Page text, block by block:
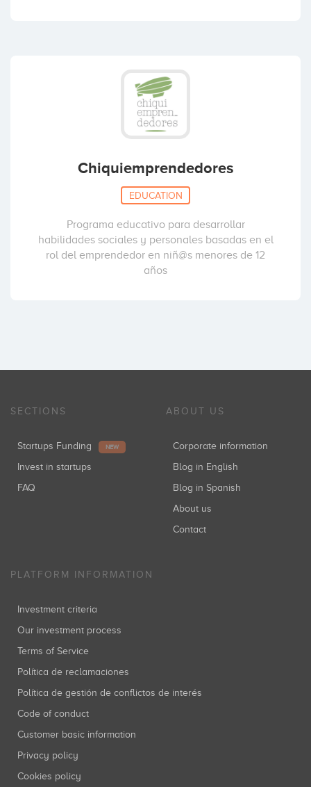
Chiquiemprendedores
EDUCATION
Programa educativo para desarrollar
habilidades sociales y personales basadas en el
rol del emprendedor en niñ@s menores de 12
años
SECTIONS
Startups Funding NEW
Invest in startups
FAQ
ABOUT US
Corporate information
Blog in English
Blog in Spanish
About us
Contact
PLATFORM INFORMATION
Investment criteria
Our investment process
Terms of Service
Política de reclamaciones
Política de gestión de conflictos de interés
Code of conduct
Customer basic information
Privacy policy
Cookies policy